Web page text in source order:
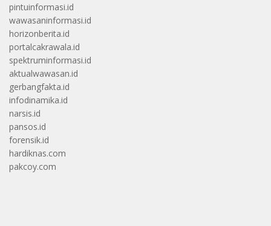
pintuinformasi.id
wawasaninformasi.id
horizonberita.id
portalcakrawala.id
spektruminformasi.id
aktualwawasan.id
gerbangfakta.id
infodinamika.id
narsis.id
pansos.id
forensik.id
hardiknas.com
pakcoy.com